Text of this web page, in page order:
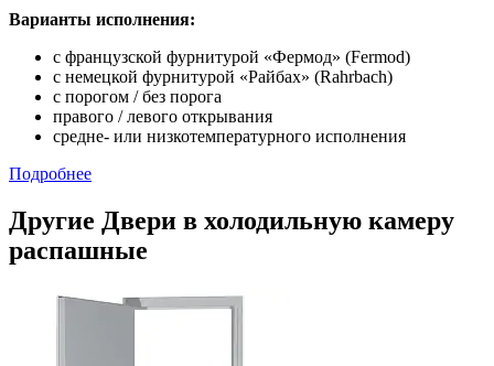
Варианты исполнения:
с французской фурнитурой «Фермод» (Fermod)
c немецкой фурнитурой «Райбах» (Rahrbach)
с порогом / без порога
правого / левого открывания
средне- или низкотемпературного исполнения
Подробнее
Другие Двери в холодильную камеру
распашные